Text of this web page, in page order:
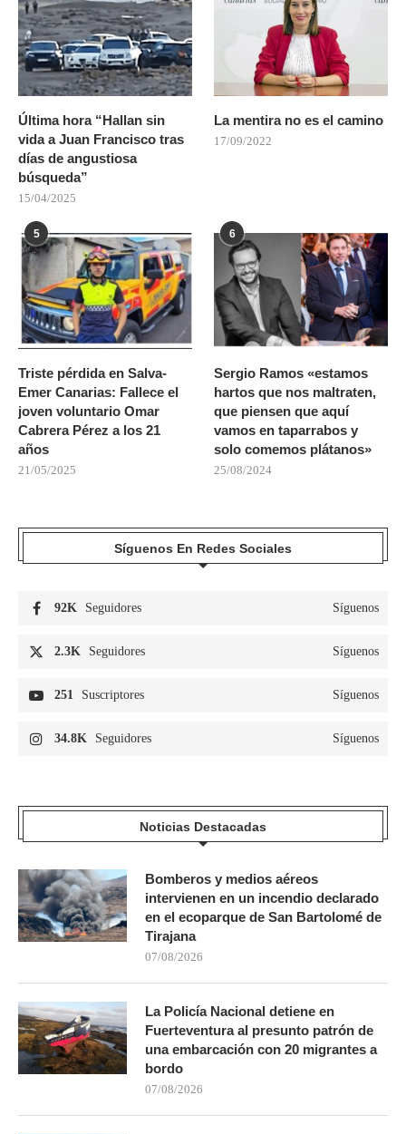
Última hora “Hallan sin
vida a Juan Francisco tras
días de angustiosa
búsqueda”
15/04/2025
La mentira no es el camino
17/09/2022
5
Triste pérdida en Salva-
Emer Canarias: Fallece el
joven voluntario Omar
Cabrera Pérez a los 21
años
21/05/2025
6
Sergio Ramos «estamos
hartos que nos maltraten,
que piensen que aquí
vamos en taparrabos y
solo comemos plátanos»
25/08/2024
Síguenos En Redes Sociales
92K Seguidores Síguenos
2.3K Seguidores Síguenos
251 Suscriptores Síguenos
34.8K Seguidores Síguenos
Noticias Destacadas
Bomberos y medios aéreos
intervienen en un incendio declarado
en el ecoparque de San Bartolomé de
Tirajana
07/08/2026
La Policía Nacional detiene en
Fuerteventura al presunto patrón de
una embarcación con 20 migrantes a
bordo
07/08/2026